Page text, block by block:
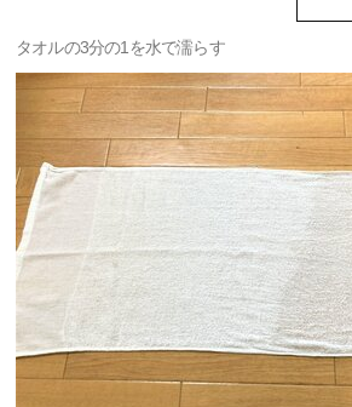
タオルの3分の1を水で濡らす